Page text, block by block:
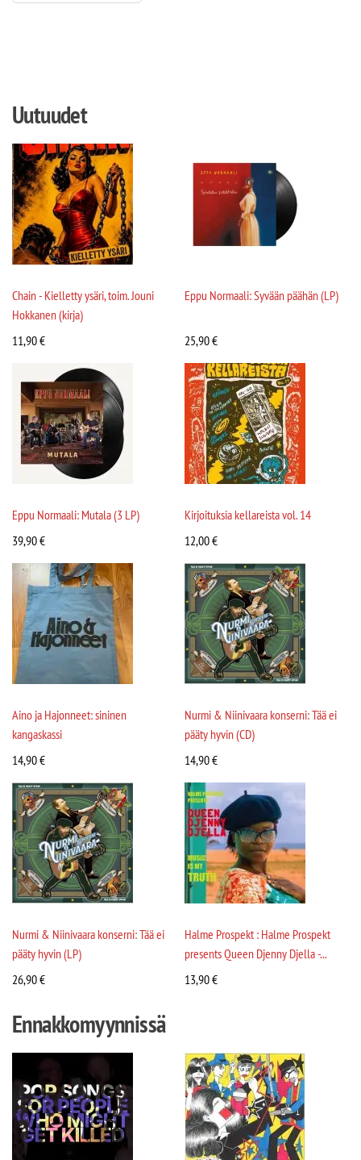
Uutuudet
Chain - Kielletty ysäri, toim. Jouni
Hokkanen (kirja)
11,90€
Eppu Normaali: Syvään päähän (LP)
25,90€
Eppu Normaali: Mutala (3 LP)
39,90€
Kirjoituksia kellareista vol. 14
12,00€
Aino ja Hajonneet: sininen
kangaskassi
14,90€
Nurmi & Niinivaara konserni: Tää ei
pääty hyvin (CD)
14,90€
Nurmi & Niinivaara konserni: Tää ei
pääty hyvin (LP)
26,90€
Halme Prospekt : Halme Prospekt
presents Queen Djenny Djella -...
13,90€
Ennakkomyynnissä